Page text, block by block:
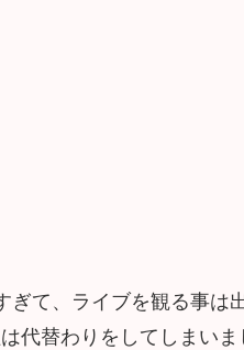
ぎて、ライブを観る事は
代替わりをしてしまいま